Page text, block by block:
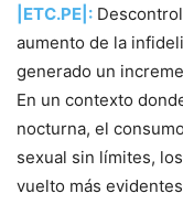
|ETC.PE|:
aumento de la
generado un
En un contexto
nocturna, el
sexual sin límites,
vuelto más